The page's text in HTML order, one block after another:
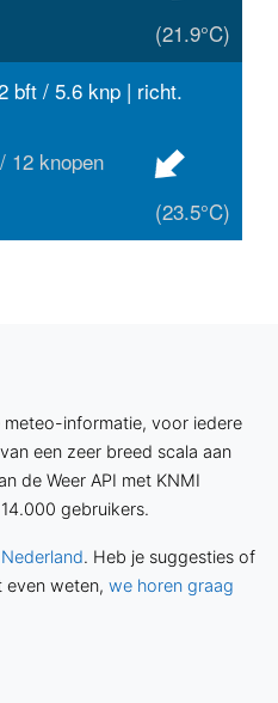
(21.9°C)
bft / 5.6 knp | richt.
12 knopen
(23.5°C)
meteo-informatie, voor iedere
een zeer breed scala aan
de Weer API met KNMI
gebruikers.
. Heb je suggesties of
even weten, we horen graag